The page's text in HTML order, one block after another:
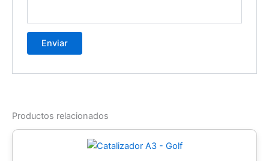
Productos relacionados